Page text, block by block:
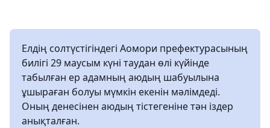
Елдің солтүстігіндегі Аомори префектурасының
билігі 29 маусым күні таудан өлі күйінде
табылған ер адамның аюдың шабуылына
ұшыраған болуы мүмкін екенін мәлімдеді.
Оның денесінен аюдың тістегеніне тән іздер
анықталған.